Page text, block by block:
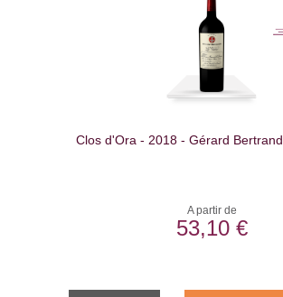
Clos d'Ora - 2018 - Gérard Bertrand
A partir de
53,10 €